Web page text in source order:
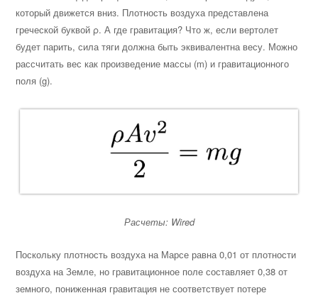
который движется вниз. Плотность воздуха представлена
греческой буквой ρ. А где гравитация? Что ж, если вертолет
будет парить, сила тяги должна быть эквивалентна весу. Можно
рассчитать вес как произведение массы (m) и гравитационного
поля (g).
Расчеты: Wired
Поскольку плотность воздуха на Марсе равна 0,01 от плотности
воздуха на Земле, но гравитационное поле составляет 0,38 от
земного, пониженная гравитация не соответствует потере